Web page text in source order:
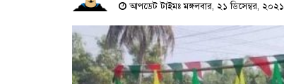
আপডেট টাইমঃ মঙ্গলবার, ২১ ডিসেম্বর, ২০২১